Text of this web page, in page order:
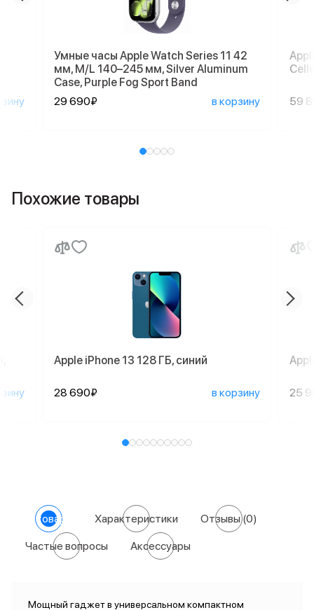
Умные часы Apple Watch Series 11 42
мм, M/L 140–245 мм, Silver Aluminum
Case, Purple Fog Sport Band
29 690₽
в корзину 59
Похожие товары
Apple iPhone 13 128 ГБ, синий
28 690₽ в корзину 25
О товаре Характеристики Отзывы(0)
Частые вопросы Аксессуары
Мощный гаджет в универсальном компактном